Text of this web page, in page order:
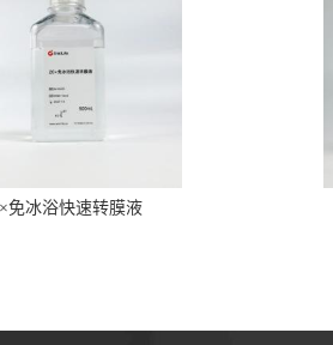
免冰浴快速转膜液